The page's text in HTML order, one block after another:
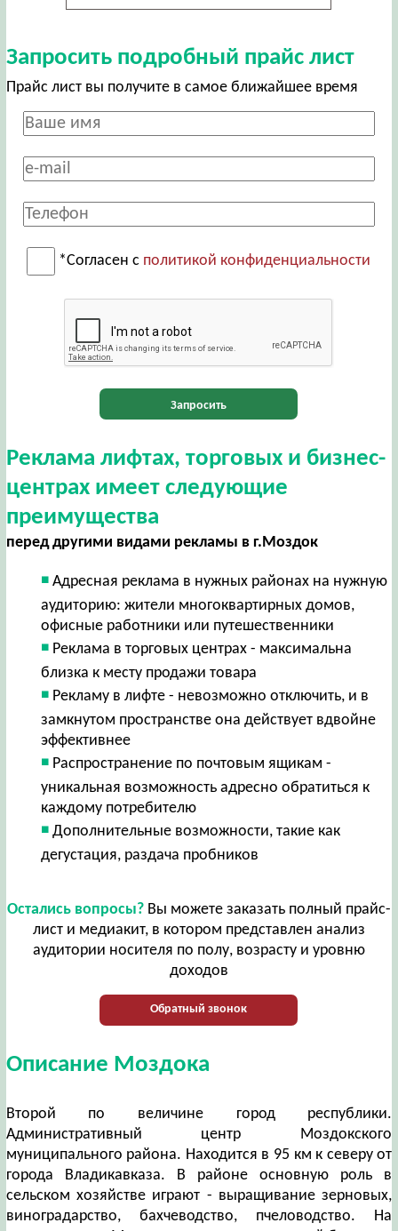
Запросить подробный прайс лист
Прайс лист вы получите в самое ближайшее время
*Согласен с политикой конфиденциальности
Запросить
Реклама лифтах, торговых и бизнес-
центрах имеет следующие
преимущества
перед другими видами рекламы в г.Моздок
Адресная реклама в нужных районах на нужную
аудиторию: жители многоквартирных домов,
офисные работники или путешественники
Реклама в торговых центрах - максимальна
близка к месту продажи товара
Рекламу в лифте - невозможно отключить, и в
замкнутом пространстве она действует вдвойне
эффективнее
Распространение по почтовым ящикам -
уникальная возможность адресно обратиться к
каждому потребителю
Дополнительные возможности, такие как
дегустация, раздача пробников
Остались вопросы?Вы можете заказать полный прайс-
лист и медиакит, в котором представлен анализ
аудитории носителя по полу, возрасту и уровню
доходов
Обратный звонок
Описание Моздока
Второй по величине город республики.
Административный центр Моздокского
муниципального района. Находится в 95 км к северу от
города Владикавказа. В районе основную роль в
сельском хозяйстве играют - выращивание зерновых,
виноградарство, бахчеводство, пчеловодство. На